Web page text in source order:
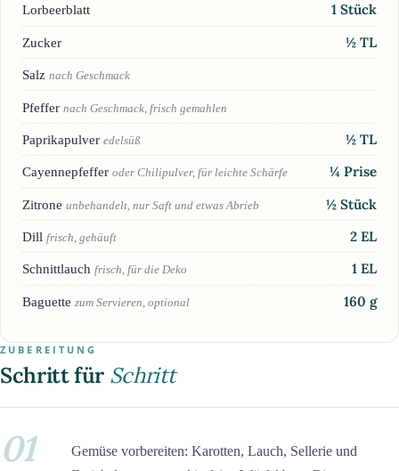
Lorbeerblatt 1 Stück
Zucker ½ TL
Salz nach Geschmack
Pfeffer nach Geschmack, frisch gemahlen
Paprikapulver edelsüß ½ TL
Cayennepfeffer oder Chilipulver, für leichte Schärfe ¼ Prise
Zitrone unbehandelt, nur Saft und etwas Abrieb ½ Stück
Dill frisch, gehäuft 2 EL
Schnittlauch frisch, für die Deko 1 EL
Baguette zum Servieren, optional 160 g
ZUBEREITUNG
Schritt für Schritt
01
Gemüse vorbereiten: Karotten, Lauch, Sellerie und